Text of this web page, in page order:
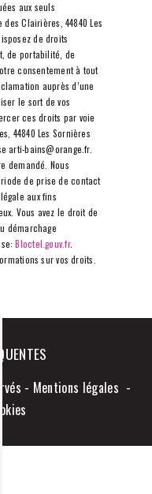
aux seuls
des Clairières, 44840 Les
de droits
de portabilité, de
consentement à tout
auprès d’une
le sort de vos
ces droits par voie
44840 Les Sornières
arti-bains@orange.fr.
demandé. Nous
de prise de contact
aux fins
Vous avez le droit de
démarchage
Bloctel.gouv.fr.
sur vos droits.
- Mentions légales -